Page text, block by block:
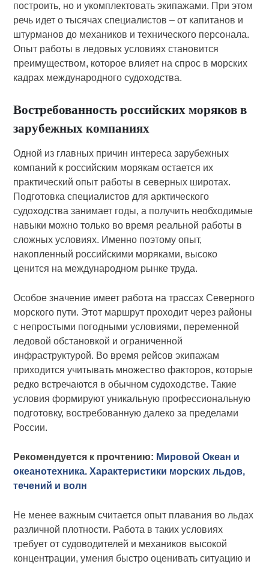
построить, но и укомплектовать экипажами. При этом
речь идет о тысячах специалистов – от капитанов и
штурманов до механиков и технического персонала.
Опыт работы в ледовых условиях становится
преимуществом, которое влияет на спрос в морских
кадрах международного судоходства.
Востребованность российских моряков в
зарубежных компаниях
Одной из главных причин интереса зарубежных
компаний к российским морякам остается их
практический опыт работы в северных широтах.
Подготовка специалистов для арктического
судоходства занимает годы, а получить необходимые
навыки можно только во время реальной работы в
сложных условиях. Именно поэтому опыт,
накопленный российскими моряками, высоко
ценится на международном рынке труда.
Особое значение имеет работа на трассах Северного
морского пути. Этот маршрут проходит через районы
с непростыми погодными условиями, переменной
ледовой обстановкой и ограниченной
инфраструктурой. Во время рейсов экипажам
приходится учитывать множество факторов, которые
редко встречаются в обычном судоходстве. Такие
условия формируют уникальную профессиональную
подготовку, востребованную далеко за пределами
России.
Рекомендуется к прочтению: Мировой Океан и
океанотехника. Характеристики морских льдов,
течений и волн
Не менее важным считается опыт плавания во льдах
различной плотности. Работа в таких условиях
требует от судоводителей и механиков высокой
концентрации, умения быстро оценивать ситуацию и